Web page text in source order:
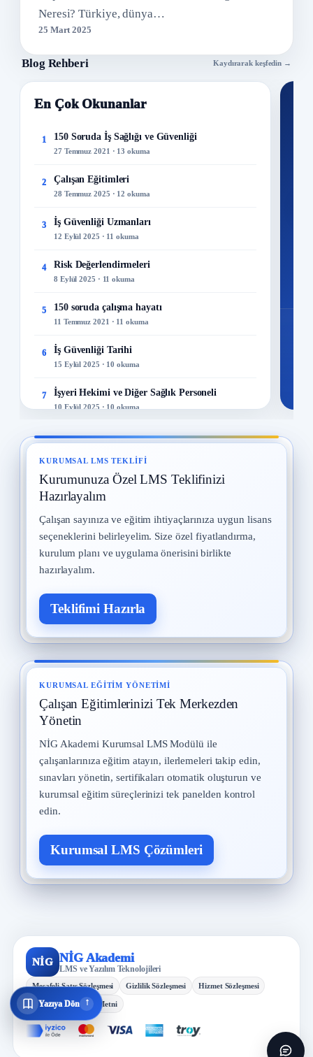
Neresi? Türkiye, dünya…
25 Mart 2025
Yazıya Dön ↓
Blog Rehberi Kaydırarak keşfedin →
En Çok Okunanlar
1 150 Soruda İş Sağlığı ve Güvenliği
27 Temmuz 2021 · 13 okuma
2 Çalışan Eğitimleri
28 Temmuz 2025 · 12 okuma
3 İş Güvenliği Uzmanları
12 Eylül 2025 · 11 okuma
4 Risk Değerlendirmeleri
8 Eylül 2025 · 11 okuma
5 150 soruda çalışma hayatı
11 Temmuz 2021 · 11 okuma
6 İş Güvenliği Tarihi
15 Eylül 2025 · 10 okuma
7 İşyeri Hekimi ve Diğer Sağlık Personeli
10 Eylül 2025 · 10 okuma
8 Kadın Çalışanların Çalıştırılması
9 İş Kazaları
30 Temmuz 2025 · 10 okuma
10 Yangın ve Gazlar
29 Temmuz 2025 · 10 okuma
KURUMSAL LMS TEKLIFI
Kurumunuza Özel LMS Teklifinizi
Hazırlayalım
Çalışan sayınıza ve eğitim ihtiyaçlarınıza uygun lisans
seçeneklerini belirleyelim. Size özel fiyatlandırma,
kurulum planı ve uygulama önerisini birlikte
hazırlayalım.
Teklifimi Hazırla
KURUMSAL EĞITIM YÖNETIMI
Çalışan Eğitimlerinizi Tek Merkezden
Yönetin
NİG Akademi Kurumsal LMS Modülü ile
çalışanlarınıza eğitim atayın, ilerlemeleri takip edin,
sınavları yönetin, sertifikaları otomatik oluşturun ve
kurumsal eğitim süreçlerinizi tek panelden kontrol
edin.
Kurumsal LMS Çözümleri
NİG NİG Akademi
LMS ve Yazılım Teknolojileri
Mesafeli Satış Sözleşmesi Gizlilik Sözleşmesi Hizmet Sözleşmesi
KVKK Aydınlatma Metni